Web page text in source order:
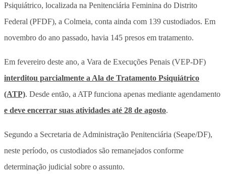
Psiquiátrico, localizada na Penitenciária Feminina do Distrito
Federal (PFDF), a Colmeia, conta ainda com 139 custodiados. Em
novembro do ano passado, havia 145 presos em tratamento.
Em fevereiro deste ano, a Vara de Execuções Penais (VEP-DF)
interditou parcialmente a Ala de Tratamento Psiquiátrico
(ATP). Desde então, a ATP funciona apenas mediante agendamento
e deve encerrar suas atividades até 28 de agosto.
Segundo a Secretaria de Administração Penitenciária (Seape/DF),
neste período, os custodiados são remanejados conforme
determinação judicial sobre o assunto.